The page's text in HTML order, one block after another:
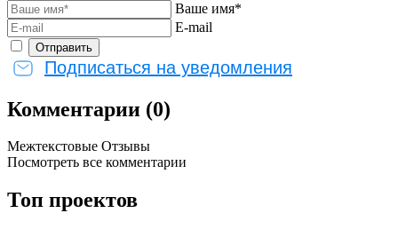
Ваше имя*
E-mail
Подписаться на уведомления
Комментарии (0)
Межтекстовые Отзывы
Посмотреть все комментарии
Топ проектов